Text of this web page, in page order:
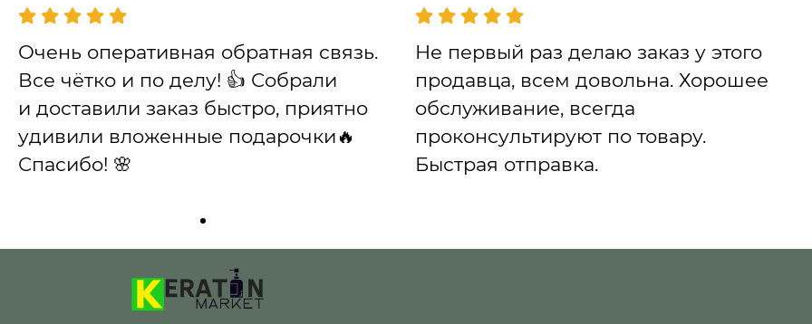
Очень оперативная обратная связь.
Все чётко и по делу! 👍 Собрали
и доставили заказ быстро, приятно
удивили вложенные подарочки🔥
Спасибо! 🌸
Не первый раз делаю заказ у этого
продавца, всем довольна. Хорошее
обслуживание, всегда
проконсультируют по товару.
Быстрая отправка.